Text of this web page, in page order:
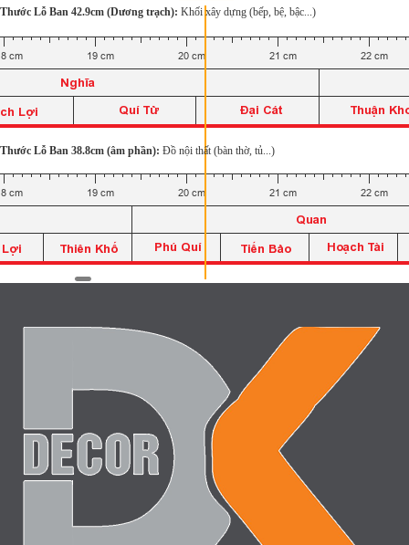
Thước Lỗ Ban 42.9cm (Dương trạch): Khối xây dựng (bếp, bệ, bậc...)
Thước Lỗ Ban 38.8cm (âm phần): Đồ nội thất (bàn thờ, tủ...)